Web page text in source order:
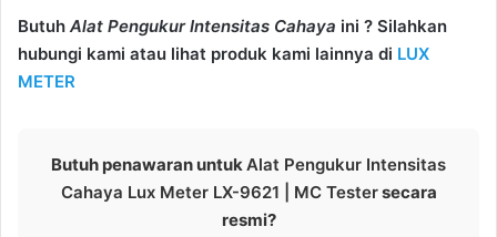
Butuh Alat Pengukur Intensitas Cahaya ini ? Silahkan
hubungi kami atau lihat produk kami lainnya di LUX
METER
Butuh penawaran untuk Alat Pengukur Intensitas
Cahaya Lux Meter LX-9621 | MC Testersecara
resmi?